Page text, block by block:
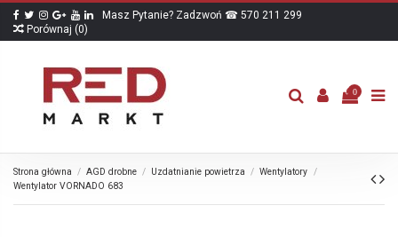
Masz Pytanie? Zadzwoń ☎ 570 211 299
Porównaj (0)
0
Strona główna AGD drobne Uzdatnianie powietrza
Wentylatory
Wentylator VORNADO 683